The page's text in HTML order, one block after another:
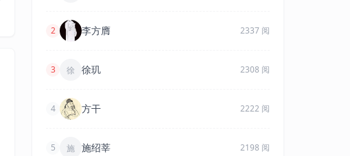
2 李方膺 2337 阅
3 徐 徐玑 2308 阅
4 方干 2222 阅
5 施 施绍莘 2198 阅